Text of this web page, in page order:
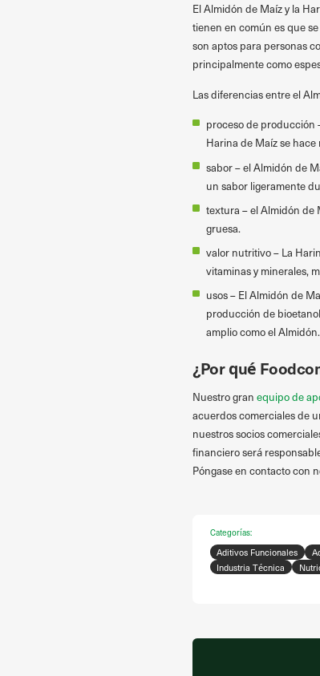
El Almidón de Maíz y la
tienen en común es que
son aptos para personas
principalmente como
Las diferencias entre el
proceso de producción
Harina de Maíz se
sabor – el Almidón de
un sabor ligeramente
textura – el Almidón de
gruesa.
valor nutritivo – La
vitaminas y minerales,
usos – El Almidón de
producción de
amplio como el Almidón.
¿Por qué
Nuestro gran equipo de
acuerdos comerciales de
nuestros socios
financiero será
Póngase en contacto con
Categorías:
Aditivos Funcionales
Industria Técnica